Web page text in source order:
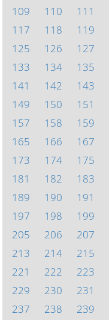
109
110 111
117
118 119
125
126 127
133
134 135
141
142 143
149
150 151
157
158 159
165
166 167
173
174 175
181
182 183
189
190 191
197
198 199
205
206 207
213
214 215
221
222 223
229
230 231
237
238 239